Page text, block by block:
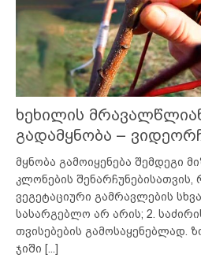
ხეხილის
გადამყნობა –
მყნობა გამოიყენება შემდეგი
კლონების
ვეგეტაციური გამრავლების
სასარგებლო არ არის; 2.
თვისებების გამოსაყენებლად.
ჯიში [...]